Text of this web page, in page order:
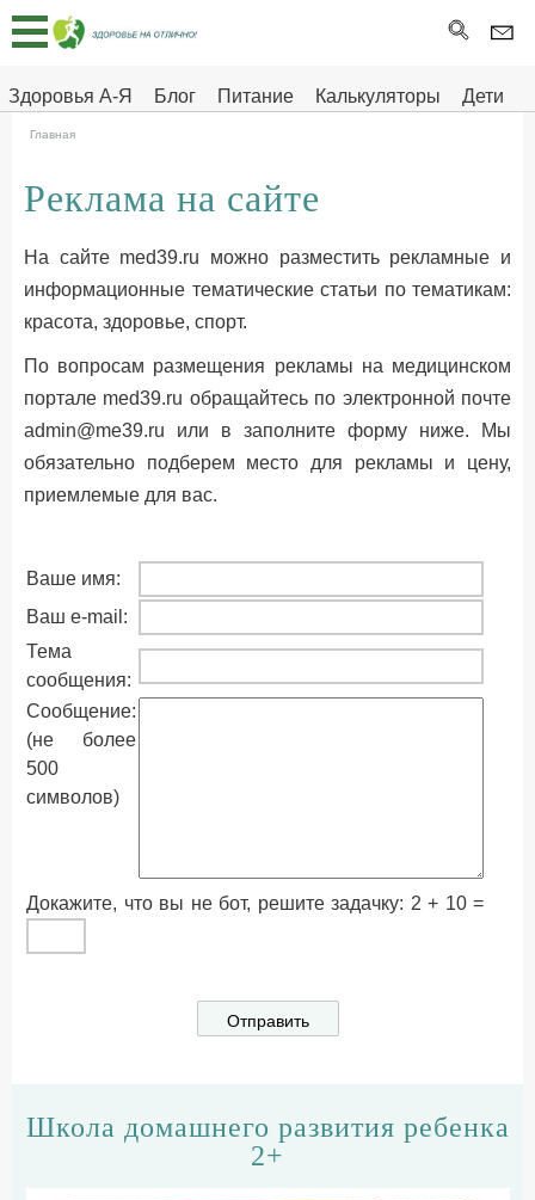
Здоровья А-Я Блог Питание Калькуляторы
Дети
Главная
Тесты
Про
ДЕТЯМ
Главная
Реклама на сайте
На сайте med39.ru можно разместить рекламные и
информационные тематические статьи по тематикам:
красота, здоровье, спорт.
По вопросам размещения рекламы на медицинском
портале med39.ru обращайтесь по электронной почте
admin@me39.ru или в заполните форму ниже. Мы
обязательно подберем место для рекламы и цену,
приемлемые для вас.
Ваше имя:
Ваш e-mail:
Тема
сообщения:
Сообщение:
(не более
500
символов)
Докажите, что вы не бот, решите задачку: 2 + 10 =
Школа домашнего развития ребенка
2+